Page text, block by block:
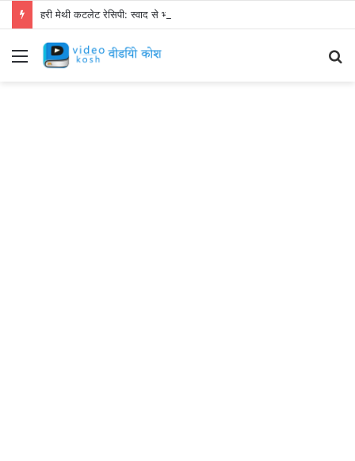
हरी मेथी कटलेट रेसिपी: स्वाद से भरपूर और स्वस्थ नाश्ता बनाएं!
Menu